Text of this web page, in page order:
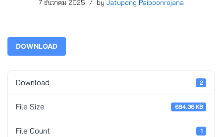
7 ธันวาคม 2025 by Jatupong Paiboonrojana
DOWNLOAD
Download 2
File Size 684.36 KB
File Count 1